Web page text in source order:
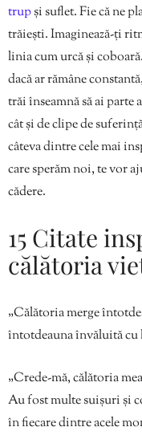
trupși suflet. Fie că ne
trăiești. Imaginează-ți
linia cum urcă și
dacă ar rămâne
trăi înseamnă să ai parte
cât și de clipe de
câteva dintre cele mai
care sperăm noi, te vor
cădere.
15 Citate
călătoria
„Călătoria merge
întotdeauna învăluită cu
„Crede-mă, călătoria
Au fost multe suișuri și
în fiecare dintre acele